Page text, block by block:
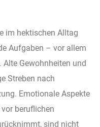
im hektischen Alltag
Aufgaben – vor allem
Gewohnheiten und
Streben nach
Emotionale Aspekte
beruflichen
sind nicht